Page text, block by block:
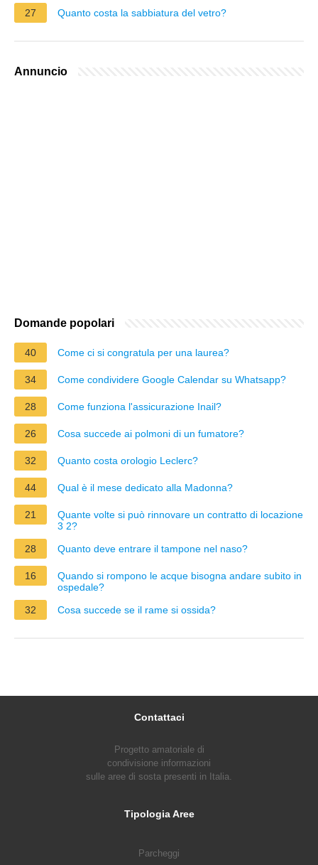
27 Quanto costa la sabbiatura del vetro?
Annuncio
Domande popolari
40 Come ci si congratula per una laurea?
34 Come condividere Google Calendar su Whatsapp?
28 Come funziona l'assicurazione Inail?
26 Cosa succede ai polmoni di un fumatore?
32 Quanto costa orologio Leclerc?
44 Qual è il mese dedicato alla Madonna?
21
Quante volte si può rinnovare un contratto di locazione
3 2?
28
Quanto deve entrare il tampone nel naso?
16
Quando si rompono le acque bisogna andare subito in
ospedale?
32
Cosa succede se il rame si ossida?
Contattaci
Progetto amatoriale di
condivisione informazioni
sulle aree di sosta presenti in Italia.
Tipologia Aree
Parcheggi